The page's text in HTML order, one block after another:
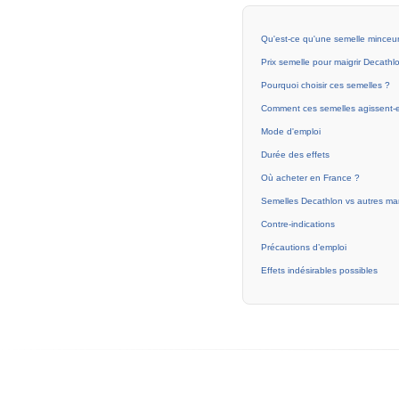
Qu'est-ce qu'une semelle
Prix semelle pour maigrir
Pourquoi choisir ces semelles ?
Comment ces semelles agissent-
Mode d'emploi
Durée des effets
Où acheter en France ?
Semelles Decathlon vs autres
Contre-indications
Précautions d’emploi
Effets indésirables possibles